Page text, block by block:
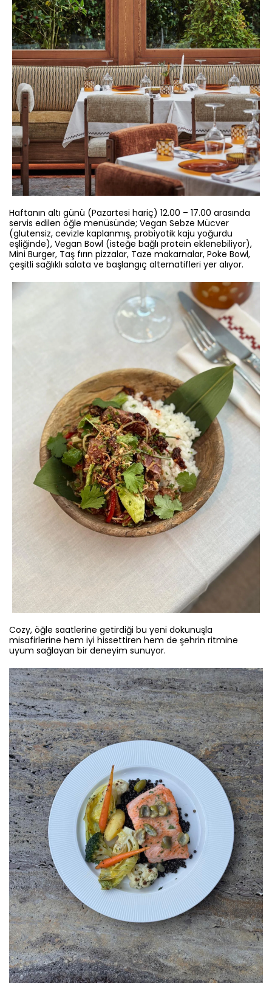
Haftanın altı günü (Pazartesi hariç) 12.00 – 17.00 arasında
servis edilen öğle menüsünde; Vegan Sebze Mücver
(glutensiz, cevizle kaplanmış, probiyotik kaju yoğurdu
eşliğinde), Vegan Bowl (isteğe bağlı protein eklenebiliyor),
Mini Burger, Taş fırın pizzalar, Taze makarnalar, Poke Bowl,
çeşitli sağlıklı salata ve başlangıç alternatifleri yer alıyor.
Cozy, öğle saatlerine getirdiği bu yeni dokunuşla
misafirlerine hem iyi hissettiren hem de şehrin ritmine
uyum sağlayan bir deneyim sunuyor.